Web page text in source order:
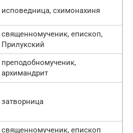
исповедница, схимонахиня
священномученик, епископ,
Прилукский
преподобномученик,
архимандрит
затворница
священномученик, епископ